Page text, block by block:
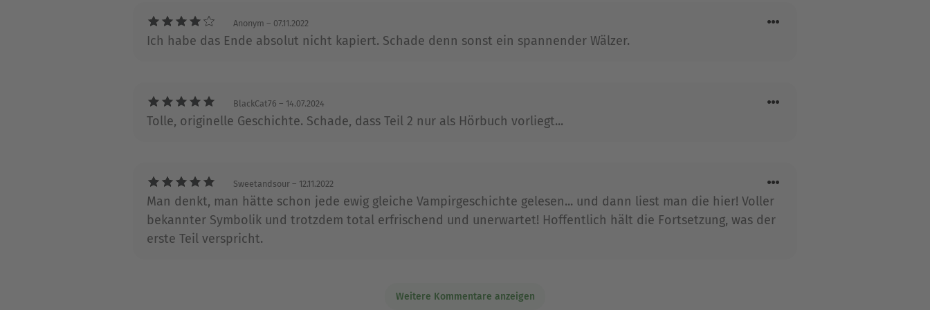
Anonym – 07.11.2022
Ich habe das Ende absolut nicht kapiert. Schade denn sonst ein spannender Wälzer.
BlackCat76 – 14.07.2024
Tolle, originelle Geschichte. Schade, dass Teil 2 nur als Hörbuch vorliegt...
Sweetandsour – 12.11.2022
Man denkt, man hätte schon jede ewig gleiche Vampirgeschichte gelesen... und dann liest man die hier! Voller
bekannter Symbolik und trotzdem total erfrischend und unerwartet! Hoffentlich hält die Fortsetzung, was der
erste Teil verspricht.
Weitere Kommentare anzeigen